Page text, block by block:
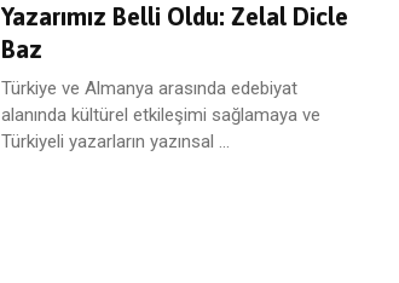
Yazarımız Belli Oldu: Zelal Dicle
Baz
Türkiye ve Almanya arasında edebiyat
alanında kültürel etkileşimi sağlamaya ve
Türkiyeli yazarların yazınsal ...